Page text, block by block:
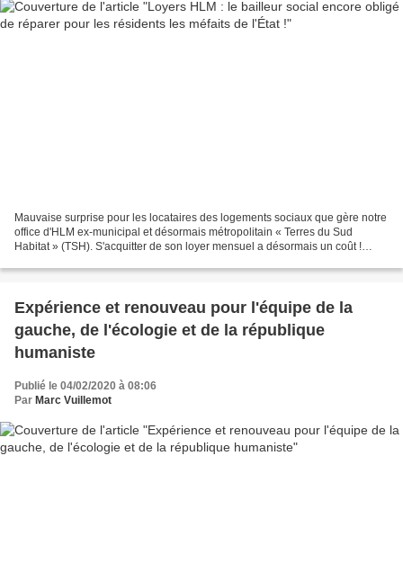
Mauvaise surprise pour les locataires des logements sociaux que gère notre
office d'HLM ex-municipal et désormais métropolitain « Terres du Sud
Habitat » (TSH). S'acquitter de son loyer mensuel a désormais un coût !
Expérience et renouveau pour l'équipe de la
gauche, de l'écologie et de la république
humaniste
Publié le 04/02/2020 à 08:06
Par Marc Vuillemot